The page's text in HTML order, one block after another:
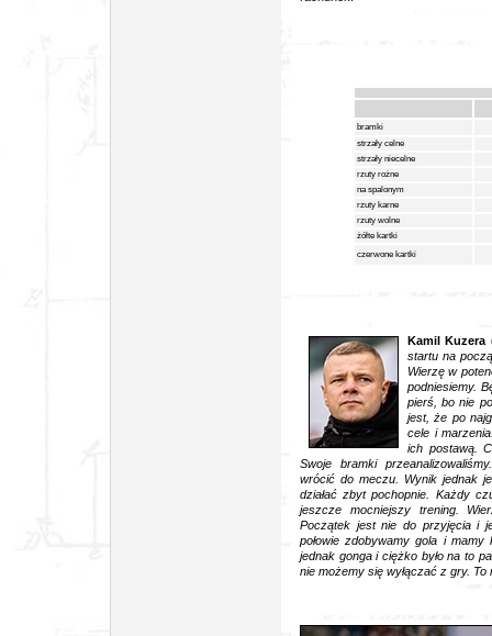
bramki
strzały celne
strzały niecelne
rzuty rożne
na spalonym
rzuty karne
rzuty wolne
żółte kartki
czerwone kartki
Kamil Kuzera
startu na
Wierzę w
podniesiemy.
pierś, bo nie
jest, że po
cele i
ich postawą.
Swoje bramki
wrócić do meczu. Wynik jednak
działać zbyt pochopnie. Każdy
jeszcze mocniejszy trening.
Początek jest nie do przyjęcia i
połowie zdobywamy gola i
jednak gonga i ciężko było na to
nie możemy się wyłączać z gry.